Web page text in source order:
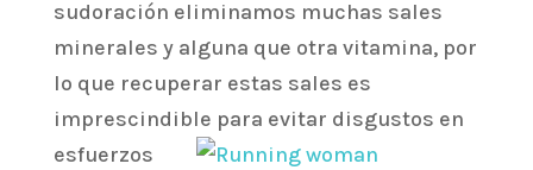
sudoración eliminamos muchas sales
minerales y alguna que otra vitamina, por
lo que recuperar estas sales es
imprescindible para evitar disgustos en
esfuerzos